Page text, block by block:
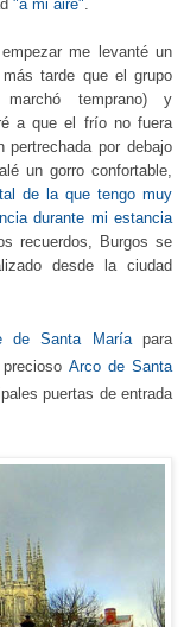
"a mi aire"
me levanté un
tarde que el grupo
marchó temprano) y
a que el frío no fuera
por debajo
un gorro confortable,
de la que tengo muy
durante mi estancia
recuerdos, Burgos se
desde la ciudad
de Santa Maríapara
Arco de Santa
puertas de entrada